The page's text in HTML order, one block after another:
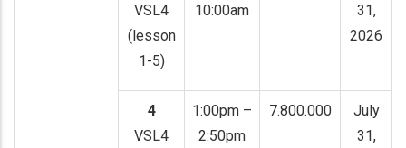
VSL4
(lesson
1-5)
10:00am
31,
2026
4
VSL4
1:00pm –
2:50pm
7.800.000
July
31,